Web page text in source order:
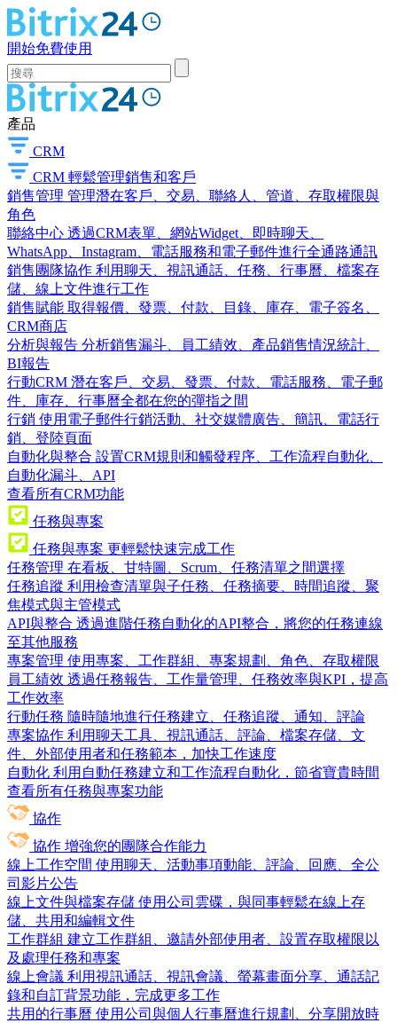
開始免費使用
產品
CRM
CRM 輕鬆管理銷售和客戶
銷售管理 管理潛在客戶、交易、聯絡人、管道、存取權限與
角色
聯絡中心 透過CRM表單、網站Widget、即時聊天、
WhatsApp、Instagram、電話服務和電子郵件進行全通路通訊
銷售團隊協作 利用聊天、視訊通話、任務、行事曆、檔案存
儲、線上文件進行工作
銷售賦能 取得報價、發票、付款、目錄、庫存、電子簽名、
CRM商店
分析與報告 分析銷售漏斗、員工績效、產品銷售情況統計、
BI報告
行動CRM 潛在客戶、交易、發票、付款、電話服務、電子郵
件、庫存、行事曆全都在您的彈指之間
行銷 使用電子郵件行銷活動、社交媒體廣告、簡訊、電話行
銷、登陸頁面
自動化與整合 設置CRM規則和觸發程序、工作流程自動化、
自動化漏斗、API
查看所有CRM功能
任務與專案
任務與專案 更輕鬆快速完成工作
任務管理 在看板、甘特圖、Scrum、任務清單之間選擇
任務追蹤 利用檢查清單與子任務、任務摘要、時間追蹤、聚
焦模式與主管模式
API與整合 透過進階任務自動化的API整合，將您的任務連線
至其他服務
專案管理 使用專案、工作群組、專案規劃、角色、存取權限
員工績效 透過任務報告、工作量管理、任務效率與KPI，提高
工作效率
行動任務 隨時隨地進行任務建立、任務追蹤、通知、評論
專案協作 利用聊天工具、視訊通話、評論、檔案存儲、文
件、外部使用者和任務範本，加快工作速度
自動化 利用自動任務建立和工作流程自動化，節省寶貴時間
查看所有任務與專案功能
協作
協作 增強您的團隊合作能力
線上工作空間 使用聊天、活動事項動能、評論、回應、全公
司影片公告
線上文件與檔案存儲 使用公司雲碟，與同事輕鬆在線上存
儲、共用和編輯文件
工作群組 建立工作群組、邀請外部使用者、設置存取權限以
及處理任務和專案
線上會議 利用視訊通話、視訊會議、螢幕畫面分享、通話記
錄和自訂背景功能，完成更多工作
共用的行事曆 使用公司與個人行事曆進行規劃、分享開放時